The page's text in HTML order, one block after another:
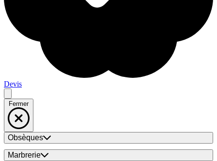
Devis
Fermer
Obsèques
Marbrerie